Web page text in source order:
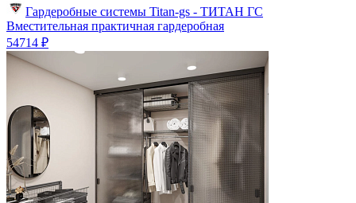
Гардеробные системы Titan-gs - ТИТАН ГС
Вместительная практичная гардеробная
54714 ₽